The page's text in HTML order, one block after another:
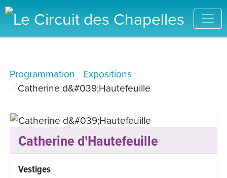
Programmation
Expositions
Catherine d&#039;Hautefeuille
Catherine d'Hautefeuille
Vestiges